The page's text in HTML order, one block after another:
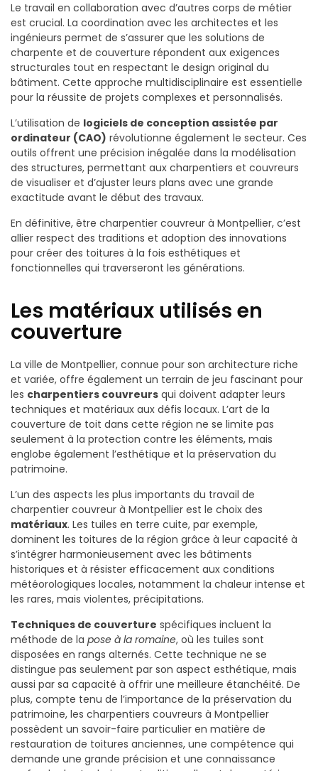
Le travail en collaboration avec d’autres corps de métier
est crucial. La coordination avec les architectes et les
ingénieurs permet de s’assurer que les solutions de
charpente et de couverture répondent aux exigences
structurales tout en respectant le design original du
bâtiment. Cette approche multidisciplinaire est essentielle
pour la réussite de projets complexes et personnalisés.
L’utilisation de logiciels de conception assistée par
ordinateur (CAO) révolutionne également le secteur. Ces
outils offrent une précision inégalée dans la modélisation
des structures, permettant aux charpentiers et couvreurs
de visualiser et d’ajuster leurs plans avec une grande
exactitude avant le début des travaux.
En définitive, être charpentier couvreur à Montpellier, c’est
allier respect des traditions et adoption des innovations
pour créer des toitures à la fois esthétiques et
fonctionnelles qui traverseront les générations.
Les matériaux utilisés en
couverture
La ville de Montpellier, connue pour son architecture riche
et variée, offre également un terrain de jeu fascinant pour
les charpentiers couvreurs qui doivent adapter leurs
techniques et matériaux aux défis locaux. L’art de la
couverture de toit dans cette région ne se limite pas
seulement à la protection contre les éléments, mais
englobe également l’esthétique et la préservation du
patrimoine.
L’un des aspects les plus importants du travail de
charpentier couvreur à Montpellier est le choix des
matériaux. Les tuiles en terre cuite, par exemple,
dominent les toitures de la région grâce à leur capacité à
s’intégrer harmonieusement avec les bâtiments
historiques et à résister efficacement aux conditions
météorologiques locales, notamment la chaleur intense et
les rares, mais violentes, précipitations.
Techniques de couverture spécifiques incluent la
méthode de la pose à la romaine, où les tuiles sont
disposées en rangs alternés. Cette technique ne se
distingue pas seulement par son aspect esthétique, mais
aussi par sa capacité à offrir une meilleure étanchéité. De
plus, compte tenu de l’importance de la préservation du
patrimoine, les charpentiers couvreurs à Montpellier
possèdent un savoir-faire particulier en matière de
restauration de toitures anciennes, une compétence qui
demande une grande précision et une connaissance